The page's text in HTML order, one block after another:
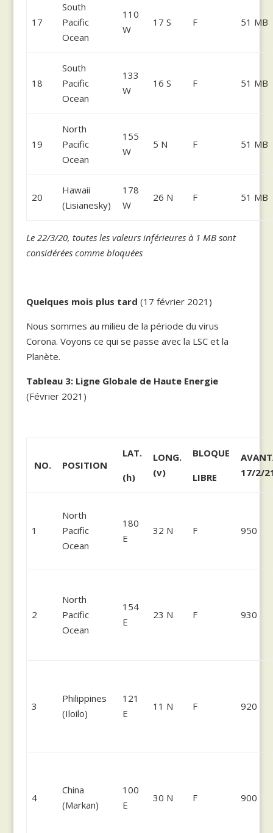
17
South
Pacific
Ocean
110
W
17 S F 51 MB
18
South
Pacific
Ocean
133
W
16 S F 51 MB
19
North
Pacific
Ocean
155
W
5 N F 51 MB
20
Hawaii
(Lisianesky)
178
W
26 N F 51 MB
Le 22/3/20, toutes les valeurs inférieures à 1 MB sont
considérées comme bloquées
Quelques mois plus tard (17 février 2021)
Nous sommes au milieu de la période du virus
Corona. Voyons ce qui se passe avec la LSC et la
Planète.
Tableau 3: Ligne Globale de Haute Energie
(Février 2021)
NO. POSITION
LAT.
(h)
LONG.
(v)
BLOQUE
LIBRE
17/2/
1
North
Pacific
Ocean
180
E
32 N F 950
2
North
Pacific
Ocean
154
E
23 N F 930
3
Philippines
(Iloilo)
121
E
11 N F 920
4
China
(Markan)
100
E
30 N F 900